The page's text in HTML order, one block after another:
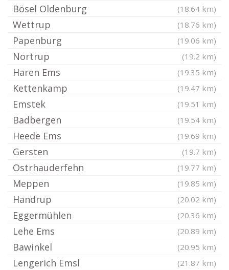
Bösel Oldenburg (18.64 km)
Wettrup (18.76 km)
Papenburg (19.06 km)
Nortrup (19.2 km)
Haren Ems (19.35 km)
Kettenkamp (19.47 km)
Emstek (19.51 km)
Badbergen (19.54 km)
Heede Ems (19.69 km)
Gersten (19.7 km)
Ostrhauderfehn (19.77 km)
Meppen (19.85 km)
Handrup (20.02 km)
Eggermühlen (20.36 km)
Lehe Ems (20.89 km)
Bawinkel (20.95 km)
Lengerich Emsl (21.87 km)